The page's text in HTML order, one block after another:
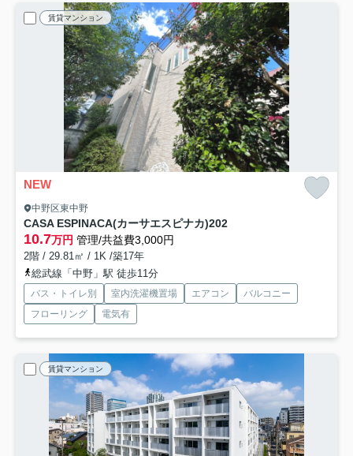
賃貸マンション
NEW
中野区東中野
CASA ESPINACA(カーサエスピナカ)202
10.7万円 管理/共益費3,000円
2階 / 29.81㎡ / 1K /築17年
総武線「中野」駅 徒歩11分
バス・トイレ別 室内洗濯機置場 エアコン
バルコニー
フローリング
電気有
賃貸マンション